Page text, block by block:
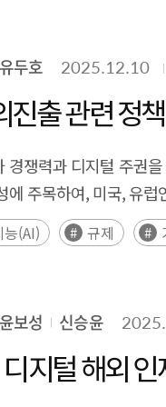
society in
this, practical
makes it
before
In
virtual
significant
practical use
healthcare, increasing the
traditional personal
in personal computing. The
accelerating
At
interfaces
are expected to
as improving battery life, reducing device weight, and
social and
한다. 더불어 소프트
. 결국 ‘소프트웨어 생태
에서 활용되는 소프트
as a core
of AI
In this
by strategic
유두호 2025.12.10
출 관련 정
경쟁력과 디지털 주권
에 주목하여, 미국, 유
으로 분석하였다. 국
확보를 위한 행정명령
를 기반으로 아시아 지
참고할 수 있도록 각 국
무 부과, 지침·권고
능(AI) 규제
윤보성 신승윤
지털 해외